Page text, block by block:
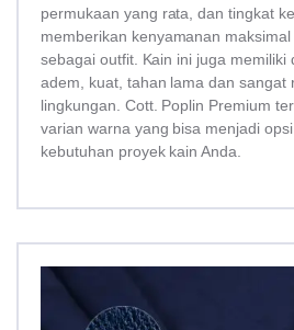
permukaan yang rata, dan tingkat
memberikan kenyamanan
sebagai outfit. Kain ini juga memiliki
adem, kuat, tahan lama dan sangat
lingkungan. Cott. Poplin Premium
varian warna yang bisa menjadi
kebutuhan proyek kain Anda.